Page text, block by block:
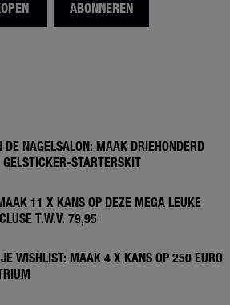
ABONNEREN
NAGELSALON: MAAK DRIEHONDERD
STARTERSKIT
11 X KANS OP DEZE MEGA LEUKE
T.W.V. 79,95
JE WISHLIST: MAAK 4 X KANS OP 250 EURO